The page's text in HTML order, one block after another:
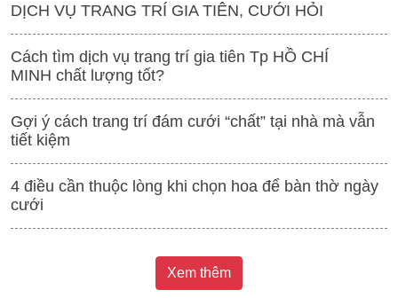
DỊCH VỤ TRANG TRÍ GIA TIÊN, CƯỚI HỎI
Cách tìm dịch vụ trang trí gia tiên Tp HỒ CHÍ
MINH chất lượng tốt?
Gợi ý cách trang trí đám cưới “chất” tại nhà mà vẫn
tiết kiệm
4 điều cần thuộc lòng khi chọn hoa để bàn thờ ngày
cưới
Xem thêm